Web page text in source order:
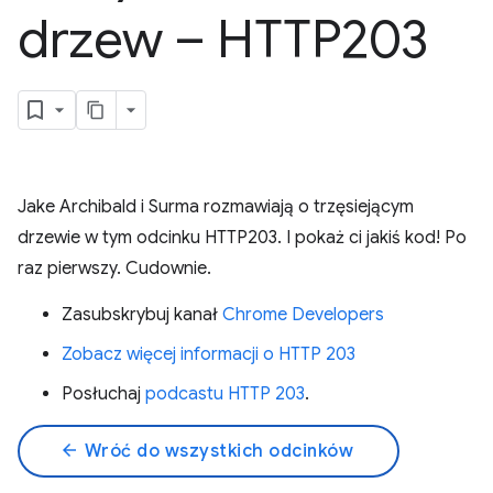
drzew – HTTP203
Jake Archibald i Surma rozmawiają o trzęsiejącym
drzewie w tym odcinku HTTP203. I pokaż ci jakiś kod! Po
raz pierwszy. Cudownie.
Zasubskrybuj kanał Chrome Developers
Zobacz więcej informacji o HTTP 203
Posłuchaj podcastu HTTP 203.
arrow_back Wróć do wszystkich odcinków